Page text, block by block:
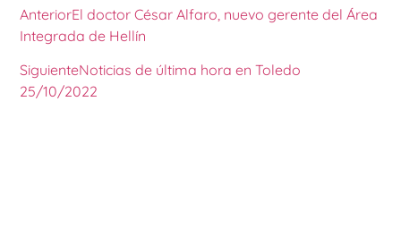
AnteriorEl doctor César Alfaro, nuevo gerente del Área
Integrada de Hellín
SiguienteNoticias de última hora en Toledo
25/10/2022